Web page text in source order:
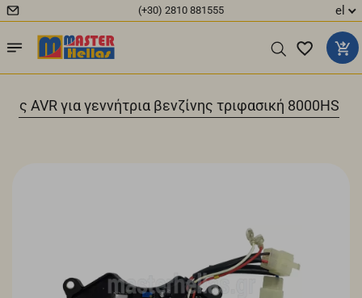
(+30) 2810 881555 el
AVR για γεννήτρια βενζίνης τριφασική 8000HS